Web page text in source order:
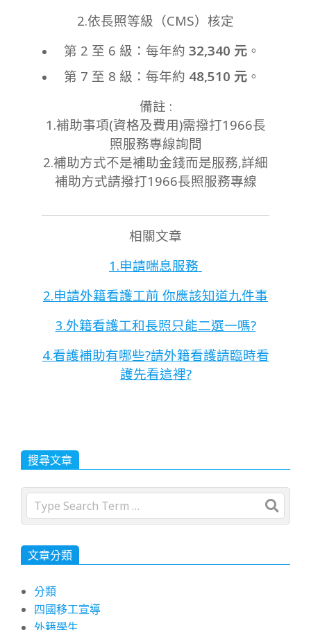
2.依長照等級（CMS）核定
第 2 至 6 級：每年約32,340 元 。
第 7 至 8 級：每年約 48,510 元 。
備註 :
1.補助事項(資格及費用)需撥打1966長
照服務專線詢問
2.補助方式不是補助金錢而是服務,詳細
補助方式請撥打1966長照服務專線
相關文章
1.申請喘息服務
2.申請外籍看護工前 你應該知道九件事
3.外籍看護工和長照只能二選一嗎?
4.看護補助有哪些?請外籍看護請臨時看
護先看這裡?
搜尋文章
Search
文章分類
分類
四國移工宣導